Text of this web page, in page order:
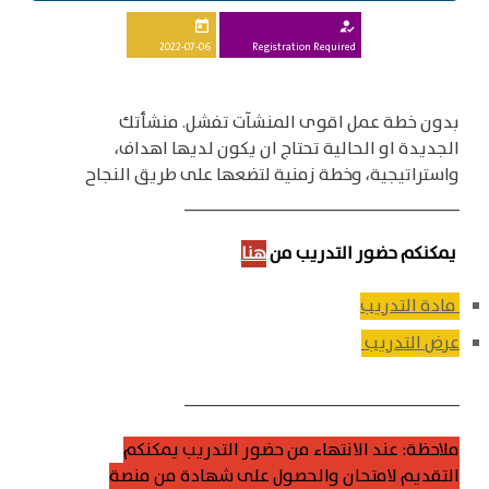
today
2022-07-06
how_to_reg
Registration Required
بدون خطة عمل اقوى المنشآت تفشل. منشأتك
الجديدة او الحالية تحتاج ان يكون لديها اهداف،
واستراتيجية، وخطة زمنية لتضعها على طريق النجاح
يمكنكم حضور التدريب منهنا
مادة التدريب
عرض التدريب
ملاحظة: عند الانتهاء من حضور التدريب يمكنكم
التقديم لامتحان والحصول على شهادة من منصة